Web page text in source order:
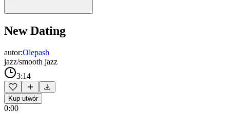
New Dating
autor:Olepash
jazz/smooth jazz
3:14
Kup utwór
0:00